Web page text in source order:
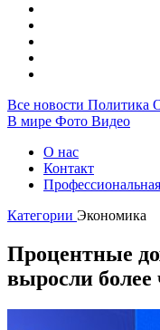
Все новости Политика
В мире Фото Видео
О нас
Контакт
Категории Экономика
Процентные
выросли более